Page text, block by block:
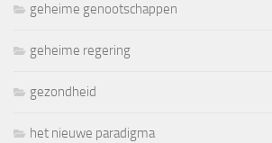
geheime genootschappen
geheime regering
gezondheid
het nieuwe paradigma